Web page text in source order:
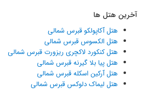
آخرین هتل ها
هتل آکاپولکو قبرس شمالی
هتل الکسوس قبرس شمالی
هتل کنکورد لاکچری ریزورت قبرس شمالی
هتل پیا بلا گیرنه قبرس شمالی
هتل آرکین اسکله قبرس شمالی
هتل لیماک دلوکس قبرس شمالی